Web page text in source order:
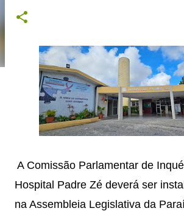
A Comissão Parlamentar de
Hospital Padre Zé deverá ser
na Assembleia Legislativa da